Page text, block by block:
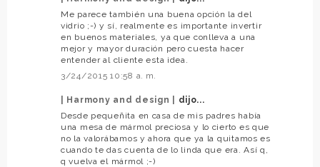
Me parece también una buena opción la del
vidrio ;-) y sí, realmente es importante invertir
en buenos materiales, ya que conlleva a una
mejor y mayor duración pero cuesta hacer
entender al cliente esta idea.
3/24/2015 10:58 a. m.
| Harmony and design |
dijo...
Desde pequeñita en casa de mis padres había
una mesa de mármol preciosa y lo cierto es que
no la valorábamos y ahora que ya la quitamos es
cuando te das cuenta de lo linda que era. Así q,
q vuelva el mármol ;-)